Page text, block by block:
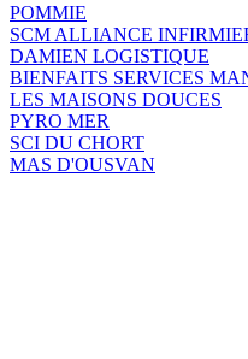
POMMIE
SCM ALLIANCE
DAMIEN LOGISTIQUE
BIENFAITS SERVICES
LES MAISONS DOUCES
PYRO MER
SCI DU CHORT
MAS D'OUSVAN